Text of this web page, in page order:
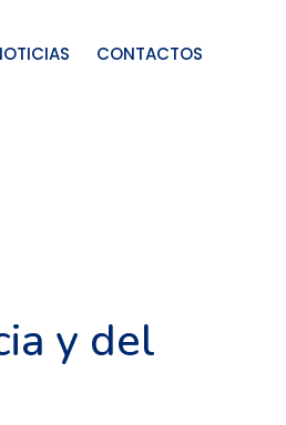
CONTACTOS
y del